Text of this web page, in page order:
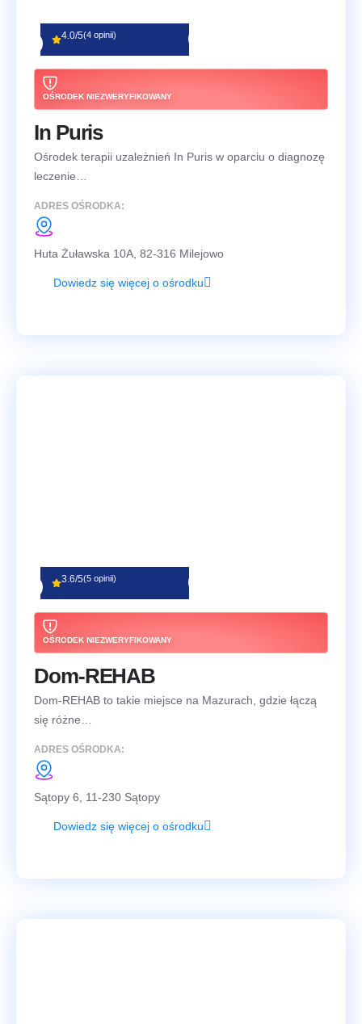
4.0/5(4 opinii)
OŚRODEK NIEZWERYFIKOWANY
In Puris
Ośrodek terapii uzależnień In Puris w oparciu o diagnozę
leczenie…
ADRES OŚRODKA:
Huta Żuławska 10A, 82-316 Milejowo
Dowiedz się więcej o ośrodku
3.6/5(5 opinii)
OŚRODEK NIEZWERYFIKOWANY
Dom-REHAB
Dom-REHAB to takie miejsce na Mazurach, gdzie łączą
się różne…
ADRES OŚRODKA:
Sątopy 6, 11-230 Sątopy
Dowiedz się więcej o ośrodku